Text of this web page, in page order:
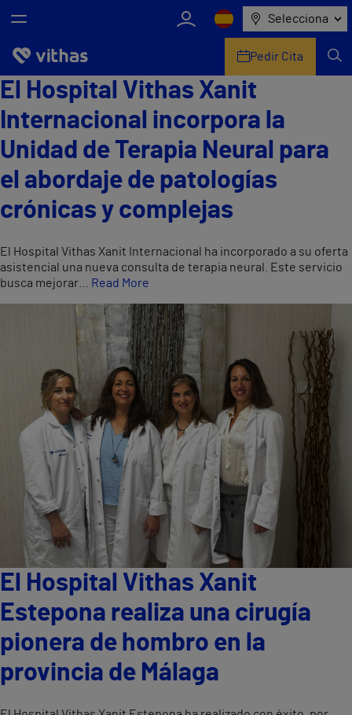
Selecciona
Nosotros
Servicios de salud
Equipo médico y asistencial
Información útil
Comunicación
Pedir Cita
El Hospital Vithas Xanit
Internacional incorpora la
Unidad de Terapia Neural para
el abordaje de patologías
crónicas y complejas
El Hospital Vithas Xanit Internacional ha incorporado a su oferta
asistencial una nueva consulta de terapia neural. Este servicio
busca mejorar…
Read More
El Hospital Vithas Xanit
Estepona realiza una cirugía
pionera de hombro en la
provincia de Málaga